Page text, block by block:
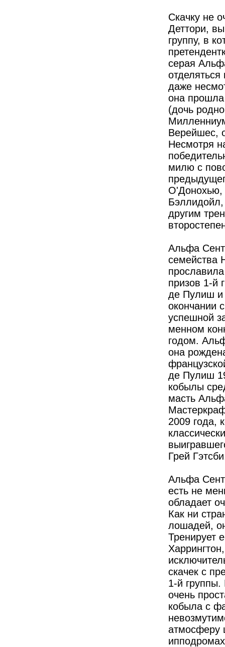
Скачку не
Деттори,
группу, в
серая
даже
она прошла
(дочь
Верейшес,
Несмотря
милю с
О'Донохью,
Бэллидойл,
другим
Альфа
семейства
призов 1-й
де Пулиш и
окончании
успешной
менном
годом.
она
де Пулиш
кобылы
масть
2009 года,
Грей
Альфа
есть не
обладает
Как ни
лошадей,
Тренирует
скачек с
1-й
очень
кобыла с
атмосферу